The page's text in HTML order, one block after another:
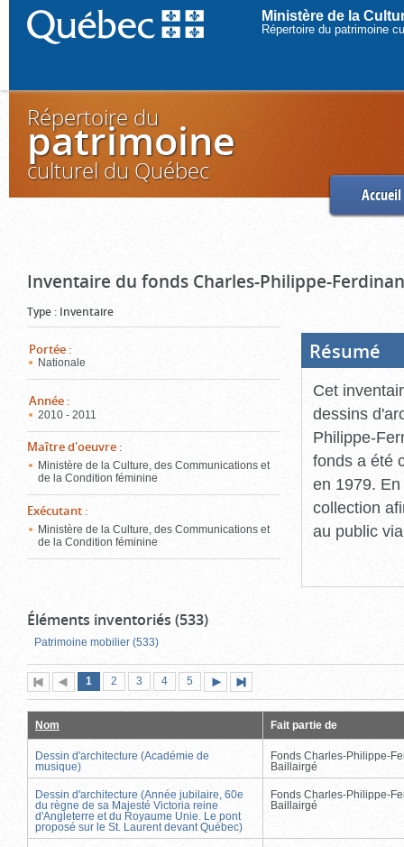
Ministère de la
Répertoire du patrimoine
Répertoire du
patrimoine
culturel du Québec
Accueil
Inventaire du fonds Charles-Philippe-
Type : Inventaire
Portée :
Nationale
Année :
2010 - 2011
Maître d'oeuvre :
Ministère de la Culture, des Communications et
de la Condition féminine
Exécutant :
Ministère de la Culture, des Communications et
de la Condition féminine
Résumé
Cet
dessins
Philippe-
fonds a été
en 1979.
collection
au public
Éléments inventoriés (533)
Patrimoine mobilier (533)
Première
page
Page
précédente
Page
1 (page
actuelle)
Page
2 Page
3 Page
4 Page
5
suivante
page
Nom Fait partie de
Dessin d'architecture (Académie de
musique)
Fonds Charles-Philippe-
Baillairgé
Dessin d'architecture (Année jubilaire, 60e
du règne de sa Majesté Victoria reine
d'Angleterre et du Royaume Unie. Le pont
proposé sur le St. Laurent devant Québec)
Fonds Charles-Philippe-
Baillairgé